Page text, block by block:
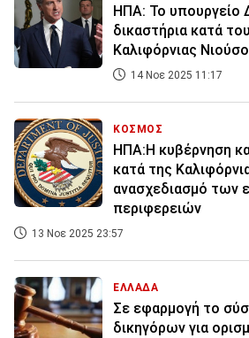
ΗΠΑ: Το υπουργείο
δικαστήρια κατά
Καλιφόρνιας
14 Νοε 2025 11:17
ΚΟΣΜΟΣ
ΗΠΑ:Η κυβέρνηση
κατά της
ανασχεδιασμό των
περιφερειών
13 Νοε 2025 23:57
ΕΛΛΑΔΑ
Σε εφαρμογή το
δικηγόρων για